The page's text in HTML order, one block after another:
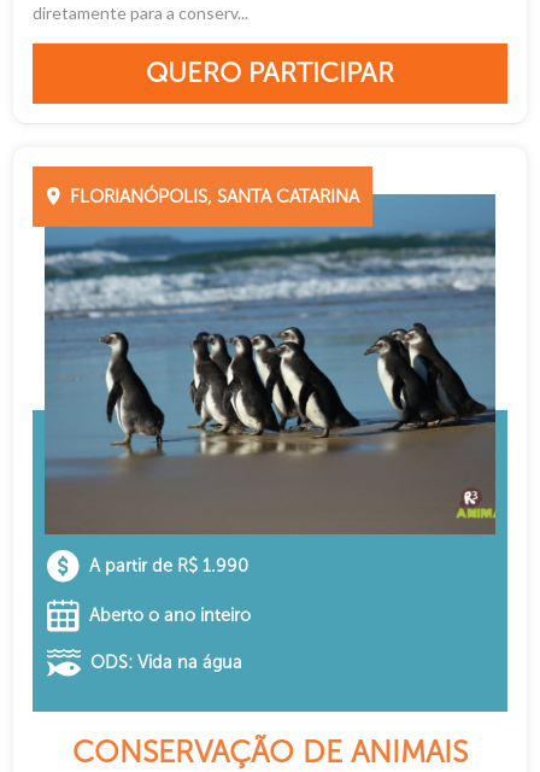
diretamente para a conserv...
QUERO PARTICIPAR
FLORIANÓPOLIS, SANTA CATARINA
A partir de R$ 1.990
Aberto o ano inteiro
ODS: Vida na água
CONSERVAÇÃO DE ANIMAIS